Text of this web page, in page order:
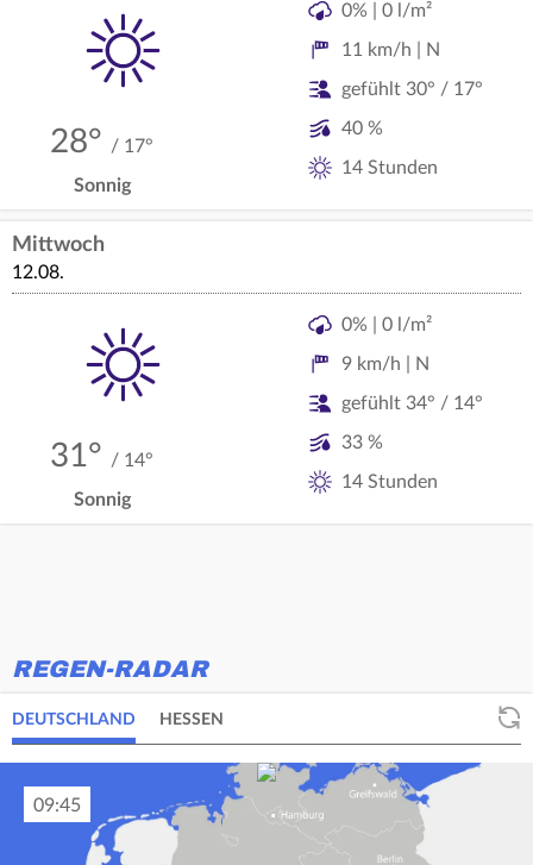
28° / 17°
Sonnig
0% | 0 l/m²
11 km/h | N
gefühlt 30° / 17°
40 %
14 Stunden
Mittwoch
12.08.
31° / 14°
Sonnig
0% | 0 l/m²
9 km/h | N
gefühlt 34° / 14°
33 %
14 Stunden
REGEN-RADAR
DEUTSCHLAND HESSEN
09:50